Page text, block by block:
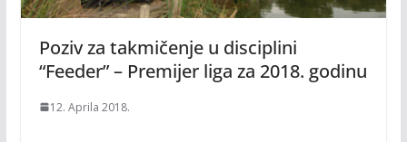
Poziv za takmičenje u disciplini
“Feeder” – Premijer liga za 2018. godinu
12. Aprila 2018.